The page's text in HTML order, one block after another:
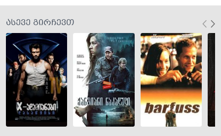
ასევე გირჩევთ